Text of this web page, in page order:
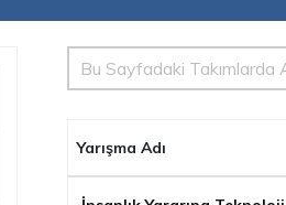
Yarışma Adı